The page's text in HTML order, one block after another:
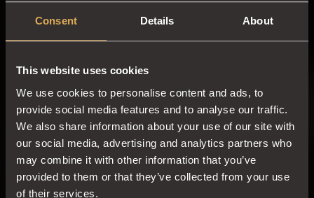
Consent Details About
This website uses cookies
We use cookies to personalise content and ads, to
provide social media features and to analyse our traffic.
We also share information about your use of our site with
our social media, advertising and analytics partners who
may combine it with other information that you’ve
provided to them or that they’ve collected from your use
of their services.
Frisch gerösteter Kaffee für
die Gastronomie
Sie suchen eine Kaffeemaschine für Ihre
Gastronomie, die das Beste aus den
Kaffeebohnen herausholt? Dann wissen wir,